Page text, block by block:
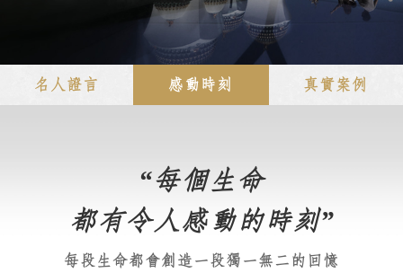
名人證言 感動時刻 真實案例
“每個生命
都有令人感動的時刻”
每段生命都會創造一段獨一無二的回憶